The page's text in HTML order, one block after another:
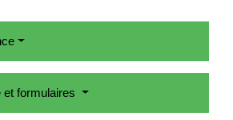
et formulaires